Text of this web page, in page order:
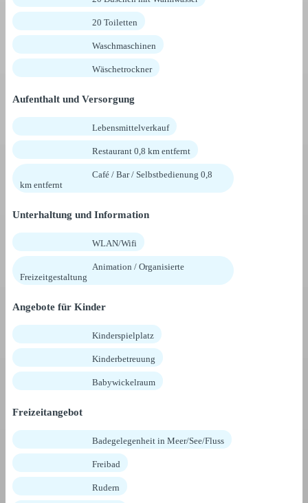
20 Toiletten
Waschmaschinen
Wäschetrockner
Aufenthalt und Versorgung
Lebensmittelverkauf
Restaurant 0,8 km entfernt
Café / Bar / Selbstbedienung 0,8
km entfernt
Unterhaltung und Information
WLAN/Wifi
Animation / Organisierte
Freizeitgestaltung
Angebote für Kinder
Kinderspielplatz
Kinderbetreuung
Babywickelraum
Freizeitangebot
Badegelegenheit in Meer/See/Fluss
Freibad
Rudern